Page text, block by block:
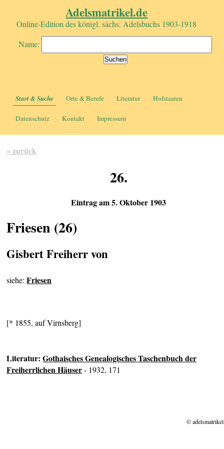
Adelsmatrikel.de
Online-Edition des königl. sächs. Adelsbuchs 1903-1918
Name:
Start & Suche Orte & Berufe Literatur Hofstaaten
Datenschutz Kontakt Impressum
« zurück
26.
Eintrag am 5. Oktober 1903
Friesen (26)
Gisbert Freiherr von
siehe:Friesen
[* 1855, auf Virnsberg]
Literatur:Gothaisches Genealogisches Taschenbuch der
Freiherrlichen Häuser- 1932, 171
©